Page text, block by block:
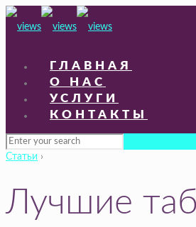
ГЛАВНАЯ
О НАС
УСЛУГИ
КОНТАКТЫ
Статьи ›
Лучшие